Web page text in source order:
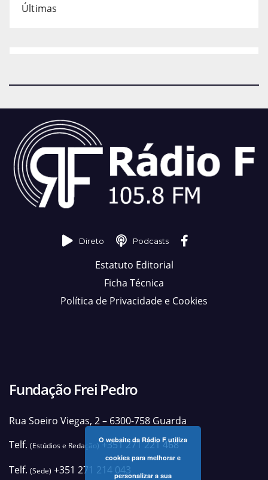
Últimas
Direto Podcasts
Estatuto Editorial
Ficha Técnica
Política de Privacidade e Cookies
Fundação Frei Pedro
Rua Soeiro Viegas, 2 – 6300-758 Guarda
Telf. (Estúdios e Redação)+351 271 221 468
Telf. (Sede) +351 271 214 043
O website da Rádio F utiliza
cookies para melhorar e
personalizar a sua